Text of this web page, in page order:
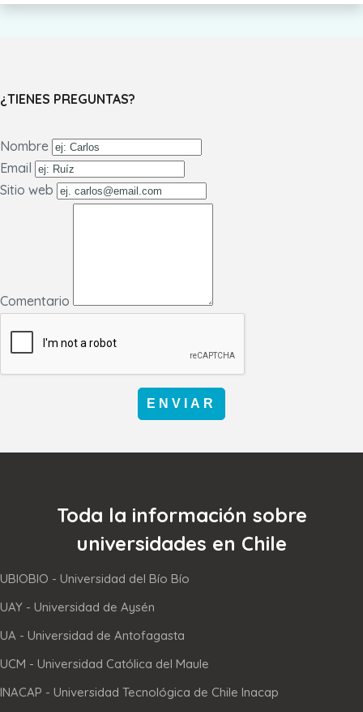
¿TIENES PREGUNTAS?
Nombre
Email
Sitio web
Comentario
ENVIAR
Toda la información sobre
universidades en Chile
UBIOBIO - Universidad del Bío Bío
UAY - Universidad de Aysén
UA - Universidad de Antofagasta
UCM - Universidad Católica del Maule
INACAP - Universidad Tecnológica de Chile Inacap